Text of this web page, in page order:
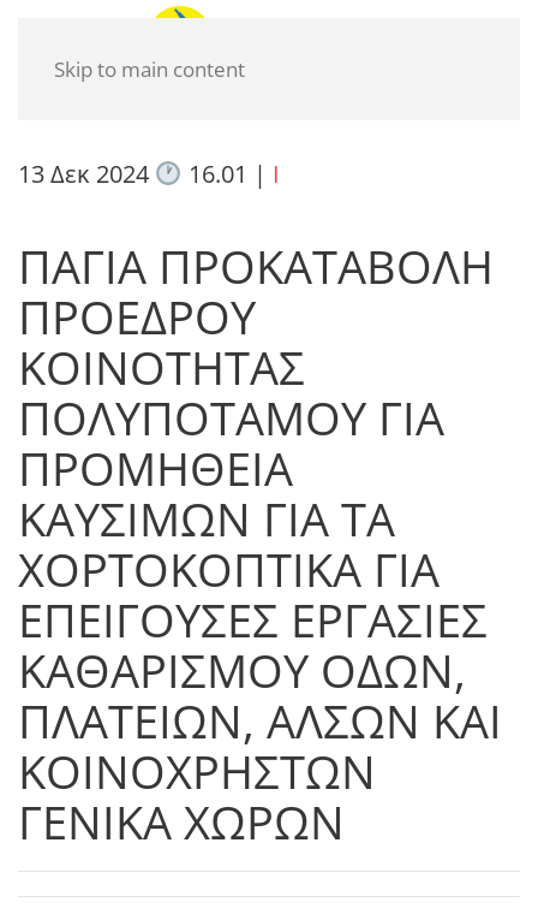
Skip to main content
13 Δεκ 2024 16.01 | I
ΠΑΓΙΑ ΠΡΟΚΑΤΑΒΟΛΗ
ΠΡΟΕΔΡΟΥ
ΚΟΙΝΟΤΗΤΑΣ
ΠΟΛΥΠΟΤΑΜΟΥ ΓΙΑ
ΠΡΟΜΗΘΕΙΑ
ΚΑΥΣΙΜΩΝ ΓΙΑ ΤΑ
ΧΟΡΤΟΚΟΠΤΙΚΑ ΓΙΑ
ΕΠΕΙΓΟΥΣΕΣ ΕΡΓΑΣΙΕΣ
ΚΑΘΑΡΙΣΜΟΥ ΟΔΩΝ,
ΠΛΑΤΕΙΩΝ, ΑΛΣΩΝ ΚΑΙ
ΚΟΙΝΟΧΡΗΣΤΩΝ
ΓΕΝΙΚΑ ΧΩΡΩΝ